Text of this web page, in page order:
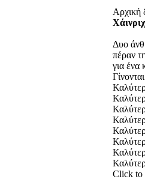
Αρχική
Δυο
πέραν
για ένα
Click to